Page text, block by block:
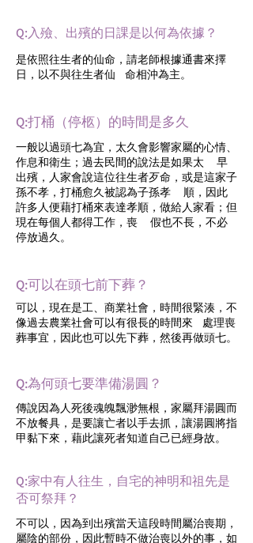
Q:入殮、出殯的日課是以何為依據？
是依照往生者的仙命，請老師根據通書來擇
日，以不與往生者仙 命相沖為主。
Q:打桶（停柩）的時間是多久
一般以過頭七為宜，太久會影響家屬的心情、
作息和衛生；過去民間的說法是如果太 早
出殯，人家會說這位往生者歹命，或是這家子
孫不孝，打桶愈久被認為子孫孝 順，因此
許多人便藉打桶來表達孝順，做給人家看；但
現在每個人都得工作，喪 假也不長，不必
停放過久。
Q:可以在頭七前下葬？
可以，現在是工、商業社會，時間很緊湊，不
像過去農業社會可以有很長的時間來 處理喪
葬事宜，因此也可以先下葬，然後再做頭七。
Q:為何頭七要準備湯圓？
傳說因為人死後魂魄飄渺無根，家屬拜湯圓而
不放餐具，是要讓亡者以手去抓，讓湯圓將指
甲黏下來，藉此讓死者知道自己已經身故。
Q:家中有人往生，自宅的神明和祖先是
否可祭拜？
不可以，因為到出殯當天這段時間屬治喪期，
屬陰的部份，因此暫時不做治喪以外的事，如